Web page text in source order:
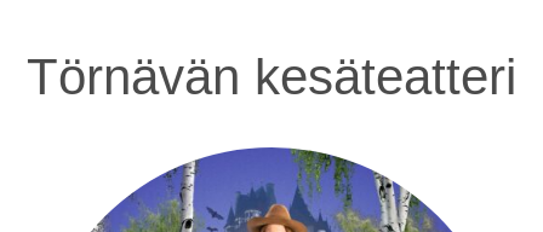
Törnävän kesäteatteri